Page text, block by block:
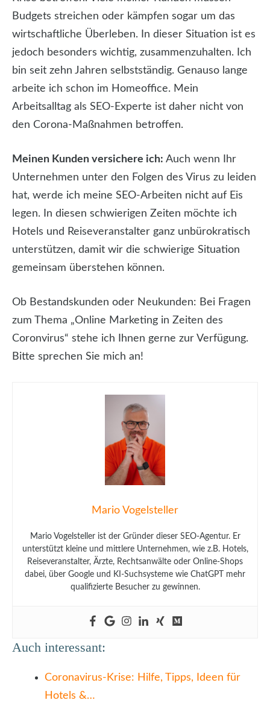
Budgets streichen oder kämpfen sogar um das
wirtschaftliche Überleben. In dieser Situation ist es
jedoch besonders wichtig, zusammenzuhalten. Ich
bin seit zehn Jahren selbstständig. Genauso lange
arbeite ich schon im Homeoffice. Mein
Arbeitsalltag als SEO-Experte ist daher nicht von
den Corona-Maßnahmen betroffen.
Meinen Kunden versichere ich: Auch wenn Ihr
Unternehmen unter den Folgen des Virus zu leiden
hat, werde ich meine SEO-Arbeiten nicht auf Eis
legen. In diesen schwierigen Zeiten möchte ich
Hotels und Reiseveranstalter ganz unbürokratisch
unterstützen, damit wir die schwierige Situation
gemeinsam überstehen können.
Ob Bestandskunden oder Neukunden: Bei Fragen
zum Thema „Online Marketing in Zeiten des
Coronvirus“ stehe ich Ihnen gerne zur Verfügung.
Bitte sprechen Sie mich an!
Mario Vogelsteller
Mario Vogelsteller ist der Gründer dieser SEO-Agentur. Er
unterstützt kleine und mittlere Unternehmen, wie z.B. Hotels,
Reiseveranstalter, Ärzte, Rechtsanwälte oder Online-Shops
dabei, über Google und KI-Suchsysteme wie ChatGPT mehr
qualifizierte Besucher zu gewinnen.
Auch interessant:
Coronavirus-Krise: Hilfe, Tipps, Ideen für
Hotels &…